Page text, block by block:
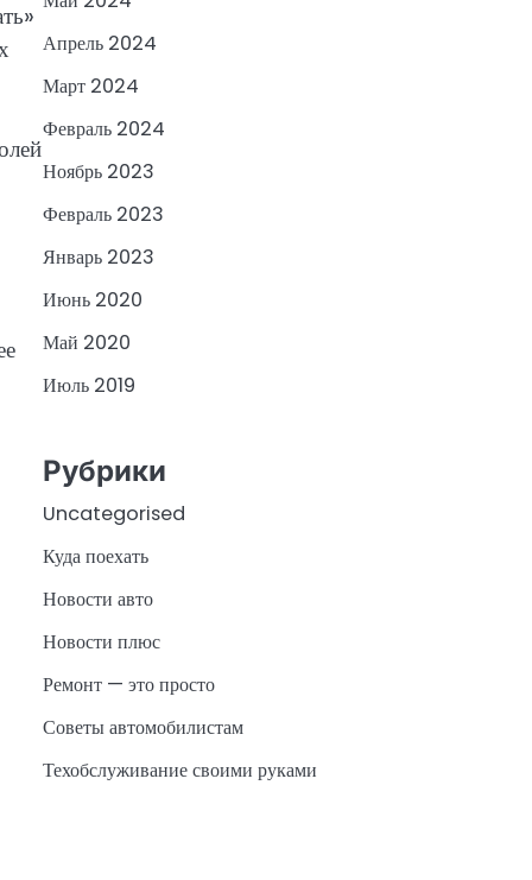
Апрель 2024
Март 2024
Февраль 2024
Ноябрь 2023
Февраль 2023
Январь 2023
Июнь 2020
Май 2020
Июль 2019
Рубрики
Uncategorised
Куда поехать
Новости авто
Новости плюс
Ремонт — это просто
Советы автомобилистам
Техобслуживание своими руками